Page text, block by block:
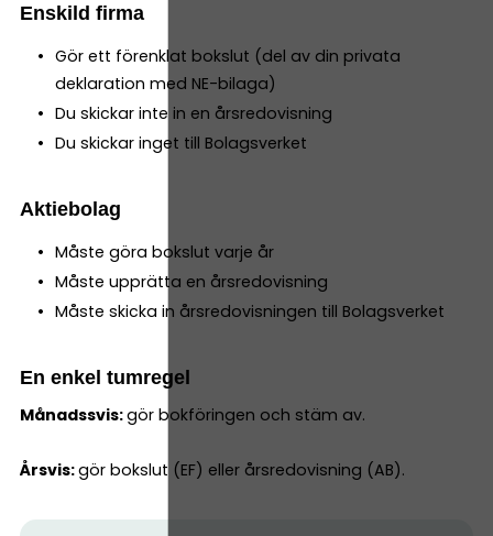
Enskild firma
Gör ett förenklat bokslut (del av din privata
deklaration med NE-bilaga)
Du skickar inte in en årsredovisning
Du skickar inget till Bolagsverket
Aktiebolag
Måste göra bokslut varje år
Måste upprätta en årsredovisning
Måste skicka in årsredovisningen till Bolagsverket
En enkel tumregel
Månadssvis:gör bokföringen och stäm av.
Årsvis:gör bokslut (EF) eller årsredovisning (AB).